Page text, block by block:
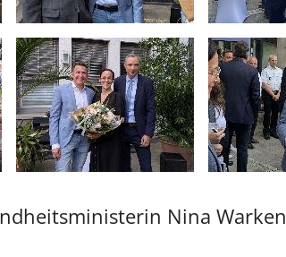
Nina Warken